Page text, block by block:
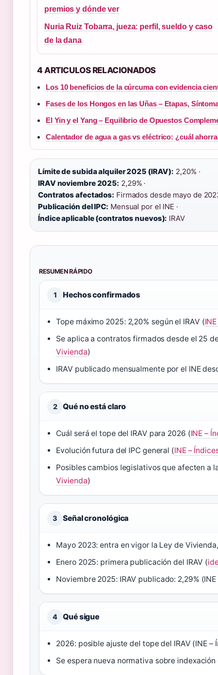
premios y dónde ver
Nuria Ruiz Tobarra, jueza: perfil, sueldo y caso
de la dana
4 ARTICULOS RELACIONADOS
Los 10 beneficios de la cúrcuma con evidencia
Fases de los Hongos en las Uñas – Etapas,
El Yin y el Yang – Equilibrio de Opuestos
Calentador de agua a gas vs eléctrico: ¿cuál
Límite de subida alquiler 2025 (IRAV): 2,20% ·
IRAV noviembre 2025: 2,29% ·
Contratos afectados: Firmados desde mayo de
Publicación del IPC: Mensual por el INE ·
Índice aplicable (contratos nuevos): IRAV
RESUMEN RÁPIDO
1 Hechos confirmados
Tope máximo 2025: 2,20% según el IRAV (
Se aplica a contratos firmados desde el 25
Vivienda)
IRAV publicado mensualmente por el INE
2 Qué no está claro
Cuál será el tope del IRAV para 2026 (INE –
Evolución futura del IPC general (INE –
Posibles cambios legislativos que afecten a
Vivienda)
3 Señal cronológica
Mayo 2023: entra en vigor la Ley de
Enero 2025: primera publicación del IRAV (
Noviembre 2025: IRAV publicado: 2,29%
4 Qué sigue
2026: posible ajuste del tope del IRAV (INE –
Se espera nueva normativa sobre